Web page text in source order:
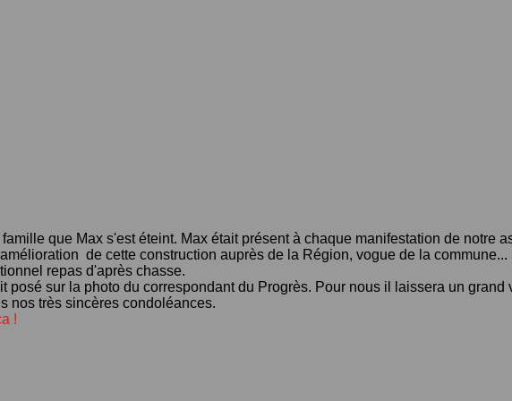
que Max s'est éteint. Max était présent à chaque manifestation de notre
de cette construction auprès de la Région, vogue de la
repas d'après chasse.
sur la photo du correspondant du Progrès. Pour nous il laissera un grand
nos très sincères condoléances.
!